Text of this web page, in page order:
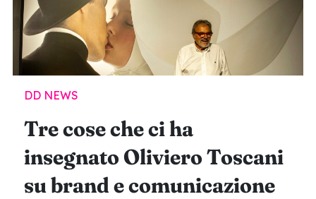
DD NEWS
Tre cose che ci ha
insegnato Oliviero Toscani
su brand e comunicazione